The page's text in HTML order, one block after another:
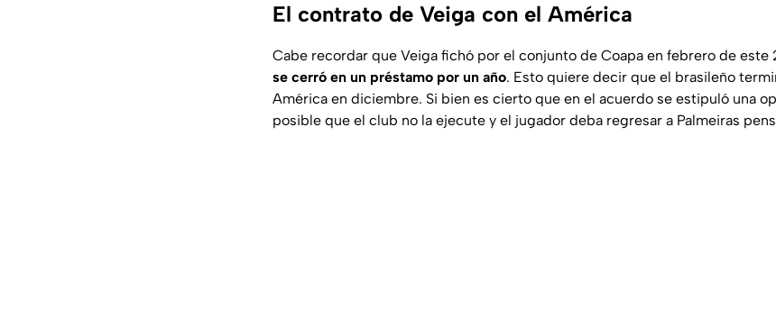
El contrato de Veiga con el América
Cabe recordar que Veiga fichó por el conjunto de Coapa en febrero de este
se cerró en un préstamo por un año. Esto quiere decir que el brasileño
América en diciembre. Si bien es cierto que en el acuerdo se estipuló una
posible que el club no la ejecute y el jugador deba regresar a Palmeiras